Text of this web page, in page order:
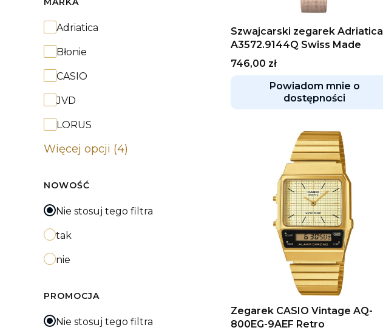
Marka
Adriatica
Błonie
CASIO
JVD
LORUS
Więcej opcji (4)
NOWOŚĆ
Nie stosuj tego filtra
tak
nie
PROMOCJA
Nie stosuj tego filtra
Szwajcarski zegarek Adriatica
A3572.9144Q Swiss Made
Cena
746,00 zł
Powiadom mnie o
dostępności
Zegarek CASIO Vintage AQ-
800EG-9AEF Retro